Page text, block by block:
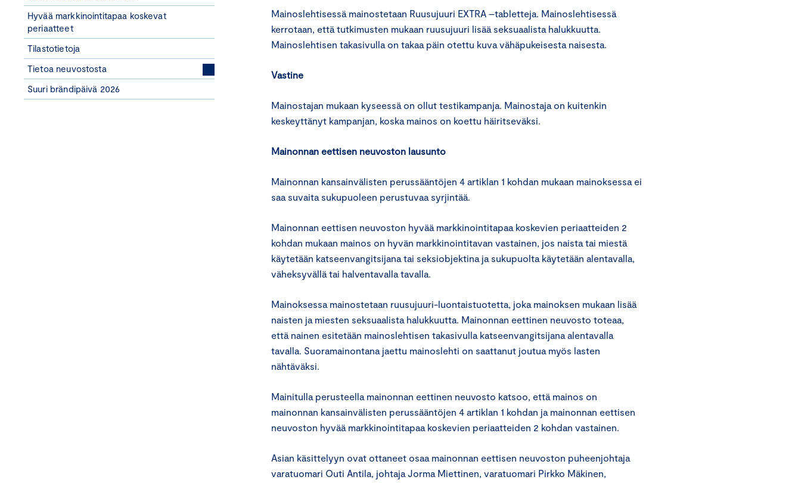
Hyvää markkinointitapaa koskevat
periaatteet
Tilastotietoja
Tietoa neuvostosta
Suuri brändipäivä 2026
Mainoslehtisessä mainostetaan Ruusujuuri EXTRA –tabletteja. Mainoslehtisessä
kerrotaan, että tutkimusten mukaan ruusujuuri lisää seksuaalista halukkuutta.
Mainoslehtisen takasivulla on takaa päin otettu kuva vähäpukeisesta naisesta.
Vastine
Mainostajan mukaan kyseessä on ollut testikampanja. Mainostaja on kuitenkin
keskeyttänyt kampanjan, koska mainos on koettu häiritseväksi.
Mainonnan eettisen neuvoston lausunto
Mainonnan kansainvälisten perussääntöjen 4 artiklan 1 kohdan mukaan mainoksessa ei
saa suvaita sukupuoleen perustuvaa syrjintää.
Mainonnan eettisen neuvoston hyvää markkinointitapaa koskevien periaatteiden 2
kohdan mukaan mainos on hyvän markkinointitavan vastainen, jos naista tai miestä
käytetään katseenvangitsijana tai seksiobjektina ja sukupuolta käytetään alentavalla,
väheksyvällä tai halventavalla tavalla.
Mainoksessa mainostetaan ruusujuuri-luontaistuotetta, joka mainoksen mukaan lisää
naisten ja miesten seksuaalista halukkuutta. Mainonnan eettinen neuvosto toteaa,
että nainen esitetään mainoslehtisen takasivulla katseenvangitsijana alentavalla
tavalla. Suoramainontana jaettu mainoslehti on saattanut joutua myös lasten
nähtäväksi.
Mainitulla perusteella mainonnan eettinen neuvosto katsoo, että mainos on
mainonnan kansainvälisten perussääntöjen 4 artiklan 1 kohdan ja mainonnan eettisen
neuvoston hyvää markkinointitapaa koskevien periaatteiden 2 kohdan vastainen.
Asian käsittelyyn ovat ottaneet osaa mainonnan eettisen neuvoston puheenjohtaja
varatuomari Outi Antila, johtaja Jorma Miettinen, varatuomari Pirkko Mäkinen,